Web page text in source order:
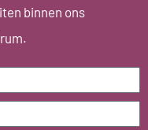
binnen ons